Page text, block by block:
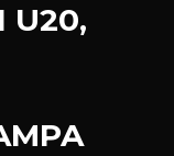
U20,